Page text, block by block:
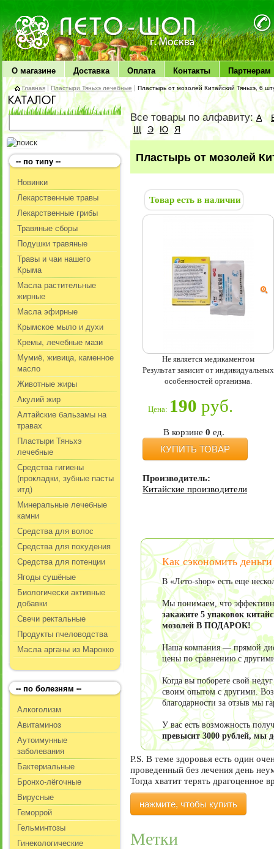
ЛЕТО чудо здоровья
О магазине Доставка Оплата Контакты Партнерам
Главная |Пластыри Тяньхэ лечебные | Пластырь от мозолей Китайский Тяньхэ, 6
-- по типу --
Новинки
Лекарственные травы
Лекарственные грибы
Травяные сборы
Подушки травяные
Травы и чаи нашего
Крыма
Масла растительные
жирные
Масла эфирные
Крымское мыло и духи
Кремы, лечебные мази
Мумиё, живица, каменное
масло
Животные жиры
Акулий жир
Алтайские бальзамы на
травах
Пластыри Тяньхэ
лечебные
Средства гигиены
(прокладки, зубные пасты
итд)
Минеральные лечебные
камни
Средства для волос
Средства для похудения
Средства для потенции
Ягоды сушёные
Биологически активные
добавки
Свечи ректальные
Продукты пчеловодства
Масла арганы из Марокко
-- по болезням --
Алкоголизм
Авитаминоз
Аутоимунные
заболевания
Бактериальные
Бронхо-лёгочные
Вирусные
Геморрой
Гельминтозы
Гинекологические
Все товары по алфавиту:А
Щ Э Ю Я
Пластырь от мозолей
Товар есть в наличии
Не является медикаментом
Результат зависит от индивидуальных
особенностей организма.
Цена: 190 руб.
В корзине 0 ед.
КУПИТЬ ТОВАР
Производитель:
Китайские производители
Как сэкономить
В «Лето-shop» есть еще
Мы понимаем, что
закажите 5 упаковок
мозолей В ПОДАРОК!
Наша компания — прямой
цены по сравнению с
Когда вы поборете свой
своим опытом с другими.
благодарности за отзыв мы
У вас есть возможность
превысит 3000 рублей, мы
P.S. В теме здоровья есть один
проведенный без лечения день
Тогда хватит терять драгоценное
нажмите, чтобы купить
Метки